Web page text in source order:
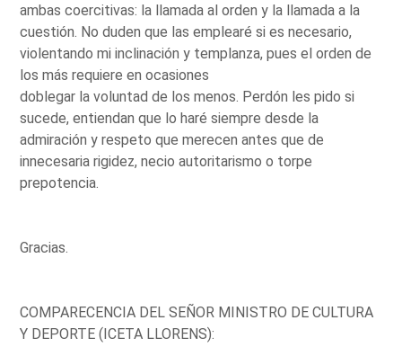
ambas coercitivas: la llamada al orden y la llamada a la
cuestión. No duden que las emplearé si es necesario,
violentando mi inclinación y templanza, pues el orden de
los más requiere en ocasiones
doblegar la voluntad de los menos. Perdón les pido si
sucede, entiendan que lo haré siempre desde la
admiración y respeto que merecen antes que de
innecesaria rigidez, necio autoritarismo o torpe
prepotencia.
Gracias.
COMPARECENCIA DEL SEÑOR MINISTRO DE CULTURA
Y DEPORTE (ICETA LLORENS):